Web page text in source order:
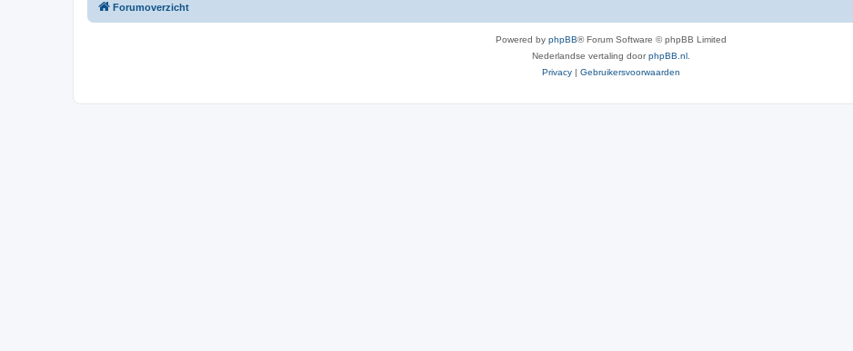
Forumoverzicht
Powered by phpBB® Forum Software © phpBB Limited
Nederlandse vertaling doorphpBB.nl
Privacy | Gebruikersvoorwaarden